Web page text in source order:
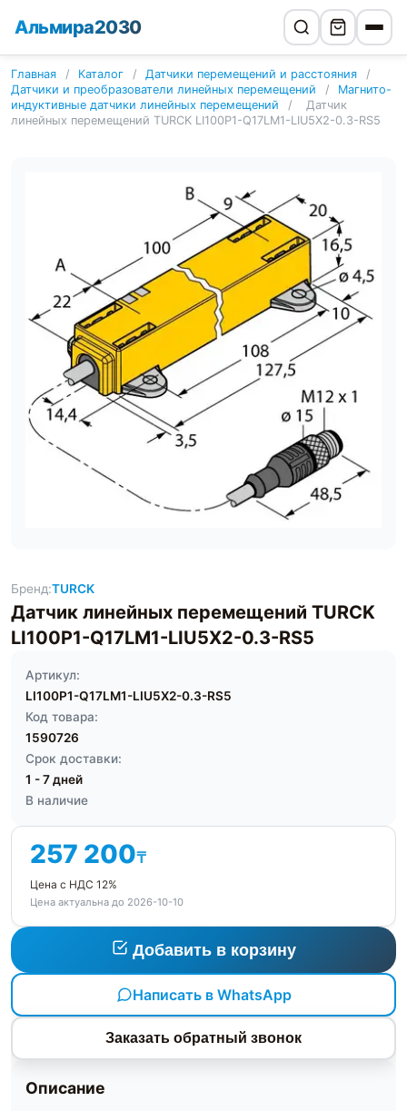
Альмира2030
Главная / Каталог / Датчики перемещений и расстояния
/
Датчики и преобразователи линейных перемещений
/
Магнито-
индуктивные датчики линейных перемещений
/
Датчик
линейных перемещений TURCK LI100P1-Q17LM1-LIU5X2-0.3-RS5
Бренд:TURCK
Датчик линейных перемещений TURCK
LI100P1-Q17LM1-LIU5X2-0.3-RS5
Артикул:
LI100P1-Q17LM1-LIU5X2-0.3-RS5
Код товара:
1590726
Срок доставки:
1 - 7 дней
В наличие
257 200₸
Цена с НДС 12%
Цена актуальна до 2026-10-10
Добавить в корзину
Написать в WhatsApp
Заказать обратный звонок
Описание